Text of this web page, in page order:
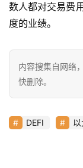
仰
9
9
数人都对交易费
度的业绩。
内容搜集自网络
快删除。
DEFI